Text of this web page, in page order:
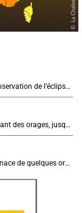
Eclipse J-4 : le brouillard côtier du soir peut-il gâcher l’observation de l’éclipse à la plage ?
Météo aujourd'hui : très fortes chaleurs au sud-ouest avant des orages, jusqu'à 39°C
Météo de demain : un dimanche très chaud, sous la menace de quelques orages